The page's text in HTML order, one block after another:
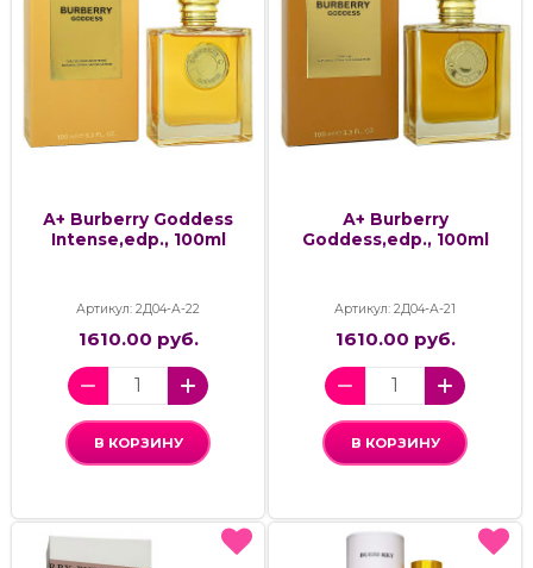
А+ Burberry Goddess
Intense,edp., 100ml
Артикул: 2Д04-А-22
1610.00 руб.
В КОРЗИНУ
А+ Burberry
Goddess,edp., 100ml
Артикул: 2Д04-А-21
1610.00 руб.
В КОРЗИНУ